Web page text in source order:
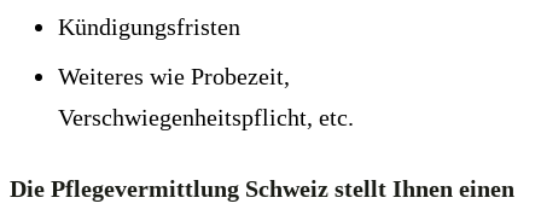
Kündigungsfristen
Weiteres wie Probezeit,
Verschwiegenheitspflicht, etc.
Die Pflegevermittlung Schweiz stellt Ihnen einen